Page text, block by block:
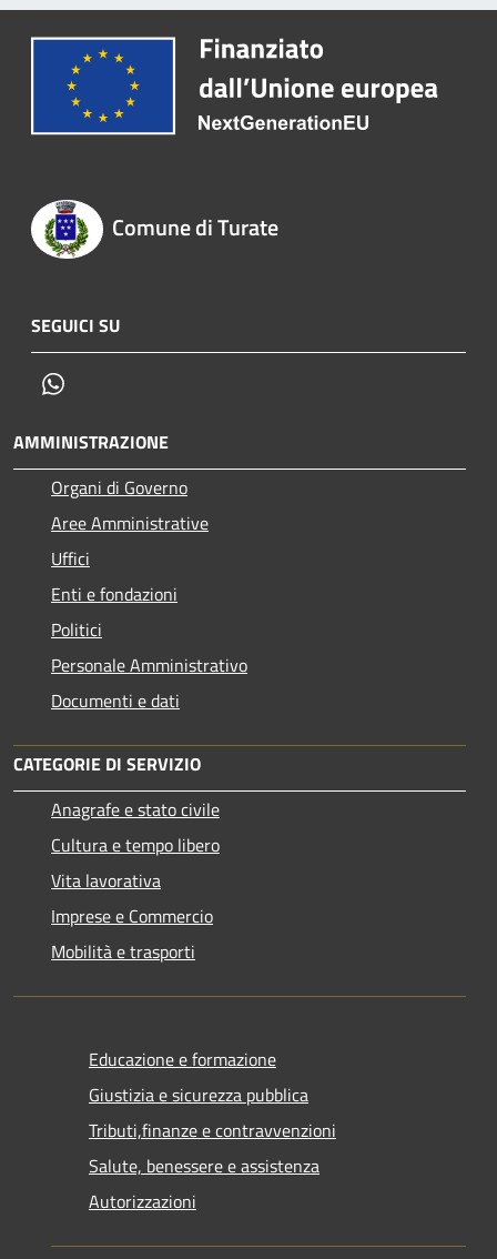
Comune di Turate
SEGUICI SU
AMMINISTRAZIONE
Organi di Governo
Aree Amministrative
Uffici
Enti e fondazioni
Politici
Personale Amministrativo
Documenti e dati
CATEGORIE DI SERVIZIO
Anagrafe e stato civile
Cultura e tempo libero
Vita lavorativa
Imprese e Commercio
Mobilità e trasporti
Educazione e formazione
Giustizia e sicurezza pubblica
Tributi,finanze e contravvenzioni
Salute, benessere e assistenza
Autorizzazioni